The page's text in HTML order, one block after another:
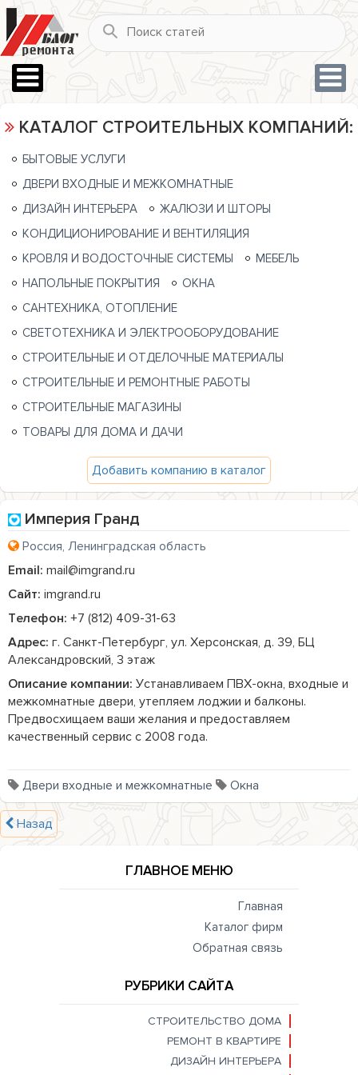
КАТАЛОГ СТРОИТЕЛЬНЫХ КОМПАНИЙ:
БЫТОВЫЕ УСЛУГИ
ДВЕРИ ВХОДНЫЕ И МЕЖКОМНАТНЫЕ
ДИЗАЙН ИНТЕРЬЕРА
ЖАЛЮЗИ И ШТОРЫ
КОНДИЦИОНИРОВАНИЕ И ВЕНТИЛЯЦИЯ
КРОВЛЯ И ВОДОСТОЧНЫЕ СИСТЕМЫ
МЕБЕЛЬ
НАПОЛЬНЫЕ ПОКРЫТИЯ
ОКНА
САНТЕХНИКА, ОТОПЛЕНИЕ
СВЕТОТЕХНИКА И ЭЛЕКТРООБОРУДОВАНИЕ
СТРОИТЕЛЬНЫЕ И ОТДЕЛОЧНЫЕ МАТЕРИАЛЫ
СТРОИТЕЛЬНЫЕ И РЕМОНТНЫЕ РАБОТЫ
СТРОИТЕЛЬНЫЕ МАГАЗИНЫ
ТОВАРЫ ДЛЯ ДОМА И ДАЧИ
Добавить компанию в каталог
Империя Гранд
Россия, Ленинградская область
Email: mail@imgrand.ru
Сайт: imgrand.ru
Телефон: +7 (812) 409-31-63
Адрес: г. Санкт-Петербург, ул. Херсонская, д. 39, БЦ
Александровский, 3 этаж
Описание компании: Устанавливаем ПВХ-окна, входные и
межкомнатные двери, утепляем лоджии и балконы.
Предвосхищаем ваши желания и предоставляем
качественный сервис с 2008 года.
Двери входные и межкомнатные Окна
Назад
ГЛАВНОЕ МЕНЮ
Главная
Каталог фирм
Обратная связь
РУБРИКИ САЙТА
СТРОИТЕЛЬСТВО ДОМА
РЕМОНТ В КВАРТИРЕ
ДИЗАЙН ИНТЕРЬЕРА